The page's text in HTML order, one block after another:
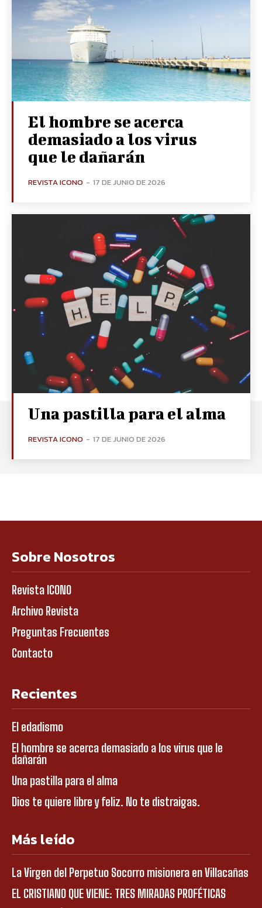
El hombre se acerca
demasiado a los virus
que le dañarán
REVISTA ICONO - 17 DE JUNIO DE 2026
Una pastilla para el alma
REVISTA ICONO - 17 DE JUNIO DE 2026
Sobre Nosotros
Revista ICONO
Archivo Revista
Preguntas Frecuentes
Contacto
Recientes
El edadismo
El hombre se acerca demasiado a los virus que le
dañarán
Una pastilla para el alma
Dios te quiere libre y feliz. No te distraigas.
Más leído
La Virgen del Perpetuo Socorro misionera en Villacañas
EL CRISTIANO QUE VIENE: TRES MIRADAS PROFÉTICAS